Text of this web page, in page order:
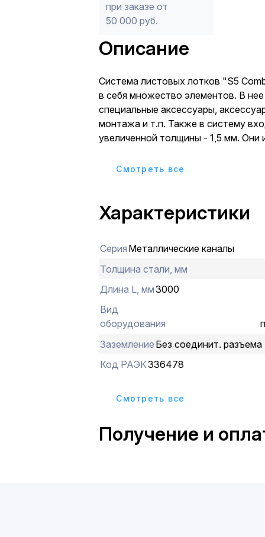
при заказе от
50 000 руб.
Описание
Система листовых лотков "S5
в себя множество элементов. В
специальные аксессуары,
монтажа и т.п. Также в систему
увеличенной толщины - 1,5 мм.
стандартными и применяются на
за осадков.
Перфорированные лотки надежно
нагрузки, и при этом имеют
неперфорированные лотки. Лоток
длина секции - 3000 мм.
Cмотреть все
Характеристики
Серия Металлические каналы
Толщина стали, мм
Длина L, мм3000
Вид
оборудования
Заземление Без соединит. разъема
Код РАЭК336478
Cмотреть все
Получение и